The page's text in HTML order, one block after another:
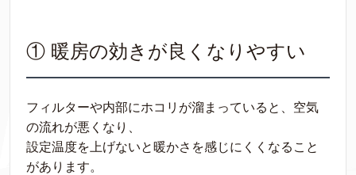
① 暖房の効きが良くなりやすい
フィルターや内部にホコリが溜まっていると、空気
の流れが悪くなり、
設定温度を上げないと暖かさを感じにくくなること
があります。